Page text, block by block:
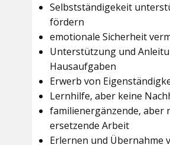
Selbstständigekeit
fördern
emotionale Sicherheit
Unterstützung und
Hausaufgaben
Erwerb von
Lernhilfe, aber keine
familienergänzende, aber
ersetzende Arbeit
Erlernen und Übernahme